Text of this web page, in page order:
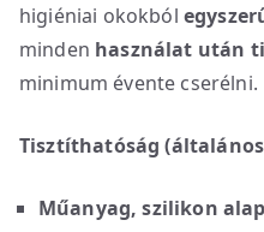
higiéniai okokból
minden használat után
minimum évente cserélni.
Tisztíthatóság
Műanyag, szilikon